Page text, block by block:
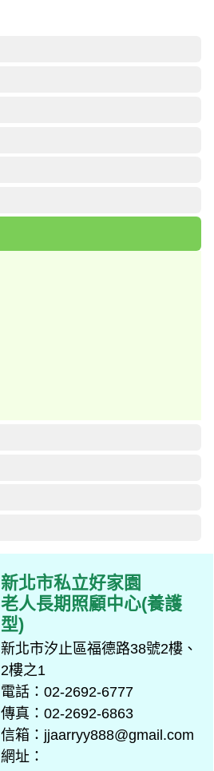
新北市私立好家園
老人長期照顧中心(養護
型)
新北市汐止區福德路38號2樓、
2樓之1
電話：02-2692-6777
傳真：02-2692-6863
信箱：jjaarryy888@gmail.com
網址：